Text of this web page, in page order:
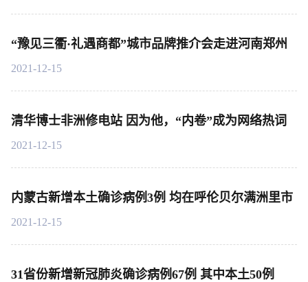
“豫见三衢·礼遇商都”城市品牌推介会走进河南郑州
2021-12-15
清华博士非洲修电站 因为他，“内卷”成为网络热词
2021-12-15
内蒙古新增本土确诊病例3例 均在呼伦贝尔满洲里市
2021-12-15
31省份新增新冠肺炎确诊病例67例 其中本土50例